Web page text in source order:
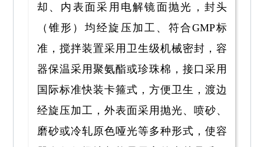
却、内表面采用电解镜面抛光，封头
（锥形）均经旋压加工、符合GMP标
准，搅拌装置采用卫生级机械密封，容
器保温采用聚氨酯或珍珠棉，接口采用
国际标准快装卡箍式，方便卫生，渡边
经旋压加工，外表面采用抛光、喷砂、
磨砂或冷轧原色哑光等多种形式，使容